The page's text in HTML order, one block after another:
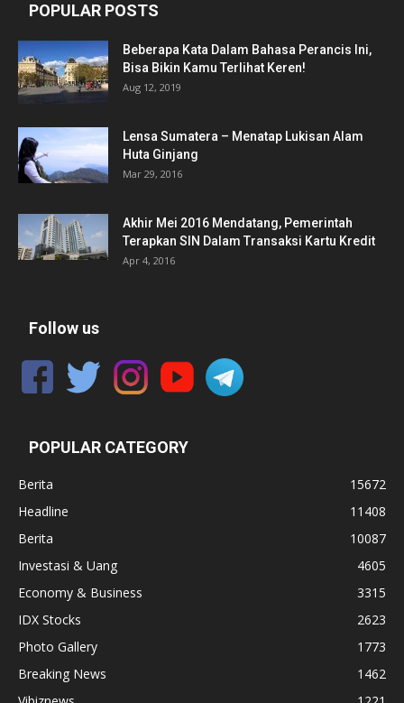
POPULAR POSTS
Beberapa Kata Dalam Bahasa Perancis Ini,
Bisa Bikin Kamu Terlihat Keren!
Aug 12, 2019
Lensa Sumatera – Menatap Lukisan Alam
Huta Ginjang
Mar 29, 2016
Akhir Mei 2016 Mendatang, Pemerintah
Terapkan SIN Dalam Transaksi Kartu Kredit
Apr 4, 2016
Follow us
POPULAR CATEGORY
Berita
15672
Headline
11408
Berita
10087
Investasi & Uang
4605
Economy & Business
3315
IDX Stocks
2623
Photo Gallery
1773
Breaking News
1462